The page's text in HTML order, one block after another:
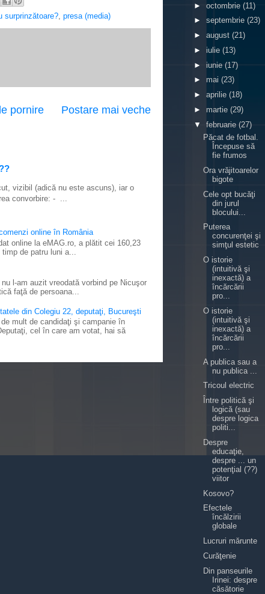
surprinzătoare? presa (media)
Postare mai veche
pornire
vizibil (adică nu este ascuns), iar o
convorbire: - ...
online în România
online la eMAG.ro, a plătit cei 160,23
de patru luni a...
l-am auzit vreodată vorbind pe Nicuşor
faţă de persoana...
din Colegiu 22, deputaţi, Bucureşti
mult de candidaţi şi campanie în
cel în care am votat, hai să
► octombrie (11)
► septembrie (23)
► august (21)
► iulie (13)
► iunie (17)
► mai (23)
► aprilie (18)
► martie (29)
▼ februarie (27)
Păcat de fotbal.
Începuse să
fie frumos
Ora vrăjitoarelor
bigote
Cele opt bucăţi
din jurul
blocului...
Puterea
concurenţei şi
simţul estetic
O istorie
(intuitivă şi
inexactă) a
încărcării
pro...
O istorie
(intuitivă şi
inexactă) a
încărcării
pro...
A publica sau a
nu publica ...
Tricoul electric
Între politică şi
logică (sau
despre logica
politi...
Despre
educaţie,
despre ... un
potenţial (??)
viitor
Kosovo?
Efectele
încălzirii
globale
Lucruri mărunte
Curăţenie
Din panseurile
Irinei: despre
căsătorie